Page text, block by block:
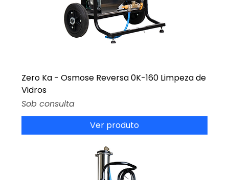
Zero Ka - Osmose Reversa 0K-160 Limpeza de
Vidros
Preço
Sob consulta
Ver produto